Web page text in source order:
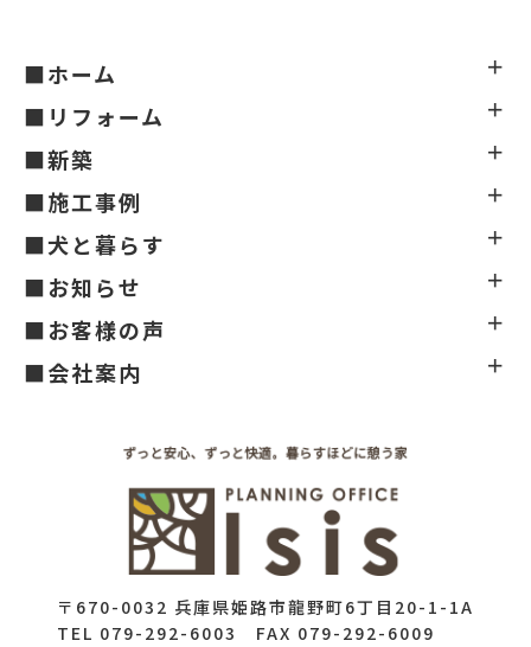
■ホーム
■リフォーム
■新築
■施工事例
■犬と暮らす
■お知らせ
■お客様の声
■会社案内
〒670-0032 兵庫県姫路市龍野町6丁目20-1-1A
TEL 079-292-6003 FAX 079-292-6009